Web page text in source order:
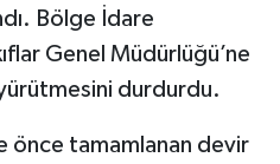
Bölge İdare
Genel Müdürlüğü’ne
durdurdu.
önce tamamlanan devir